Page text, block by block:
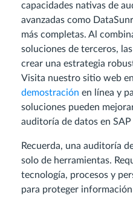
capacidades nativas de
avanzadas como
más completas. Al
soluciones de terceros,
crear una estrategia
Visita nuestro sitio web
demostración en línea y
soluciones pueden
auditoría de datos en
Recuerda, una auditoría
solo de herramientas.
tecnología, procesos y
para proteger información